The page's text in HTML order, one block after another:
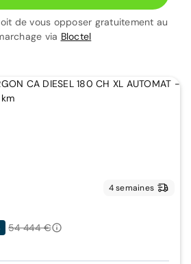
de vous opposer gratuitement au
via Bloctel
4 semaines
54 444 €